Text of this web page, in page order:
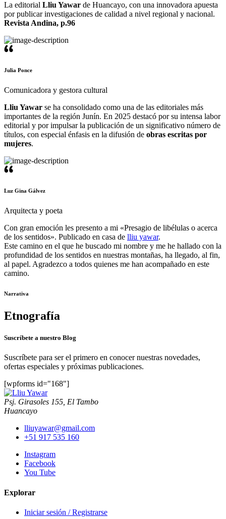
La editorial Lliu Yawar de Huancayo, con una innovadora apuesta
por publicar investigaciones de calidad a nivel regional y nacional.
Revista Andina, p.96
Julia Ponce
Comunicadora y gestora cultural
Lliu Yawar se ha consolidado como una de las editoriales más
importantes de la región Junín. En 2025 destacó por su intensa labor
editorial y por impulsar la publicación de un significativo número de
títulos, con especial énfasis en la difusión de obras escritas por
mujeres.
Luz Gina Gálvez
Arquitecta y poeta
Con gran emoción les presento a mi «Presagio de libélulas o acerca
de los sentidos». Publicado en casa de lliu yawar.
Este camino en el que he buscado mi nombre y me he hallado con la
profundidad de los sentidos en nuestras montañas, ha llegado, al fin,
al papel. Agradezco a todos quienes me han acompañado en este
camino.
Narrativa
Etnografía
Suscríbete a nuestro Blog
Suscríbete para ser el primero en conocer nuestras novedades,
ofertas especiales y próximas publicaciones.
[wpforms id="168"]
Psj. Girasoles 155, El Tambo
Huancayo
lliuyawar@gmail.com
+51 917 535 160
Instagram
Facebook
You Tube
Explorar
Iniciar sesión / Registrarse